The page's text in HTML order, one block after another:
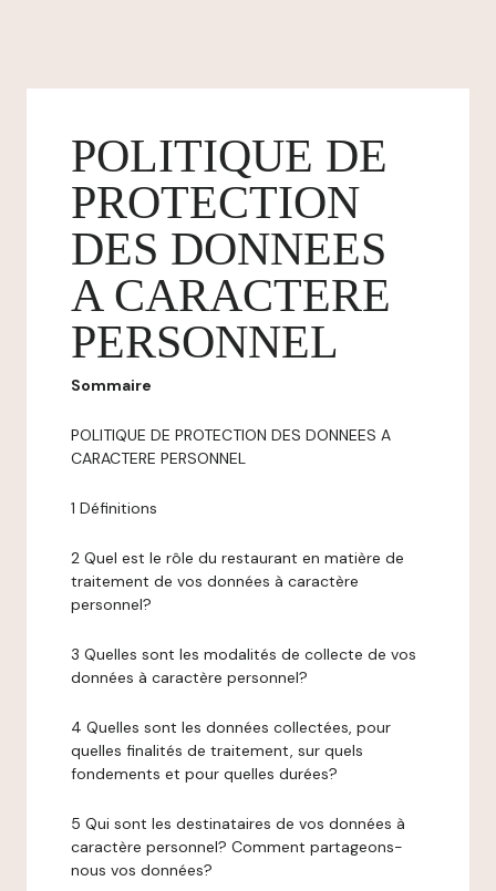
POLITIQUE DE
PROTECTION
DES DONNEES
A CARACTERE
PERSONNEL
Sommaire
POLITIQUE DE PROTECTION DES DONNEES A
CARACTERE PERSONNEL
1 Définitions
2 Quel est le rôle du restaurant en matière de
traitement de vos données à caractère
personnel?
3 Quelles sont les modalités de collecte de vos
données à caractère personnel?
4 Quelles sont les données collectées, pour
quelles finalités de traitement, sur quels
fondements et pour quelles durées?
5 Qui sont les destinataires de vos données à
caractère personnel? Comment partageons-
nous vos données?